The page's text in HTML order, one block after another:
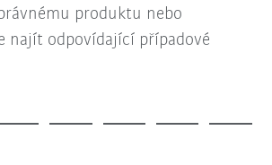
produktu nebo
najít odpovídající případové